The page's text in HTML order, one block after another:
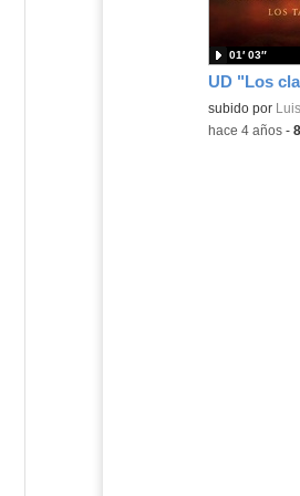
UD "Los
Contenido
subido por
01′ 03″
-hace 4 años-